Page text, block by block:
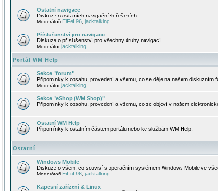
Ostatní navigace
Diskuze o ostatních navigačních řešeních.
Moderátoři EiFeL96 jacktalking
Příslušenství pro navigace
Diskuze o příslušenství pro všechny druhy navigací.
Moderátorjacktalking
Portál WM Help
Sekce "forum"
Připomínky k obsahu, provedení a všemu, co se děje na našem diskuzním
Moderátorjacktalking
Sekce "eShop (WM Shop)"
Připomínky k obsahu, provedení a všemu, co se objeví v našem
Ostatní WM Help
Připomínky k ostatním částem portálu nebo ke službám WM Help.
Ostatní
Windows Mobile
Diskuze o všem, co souvisí s operačním systémem Windows Mobile ve
Moderátoři EiFeL96 jacktalking
Kapesní zařízení & Linux